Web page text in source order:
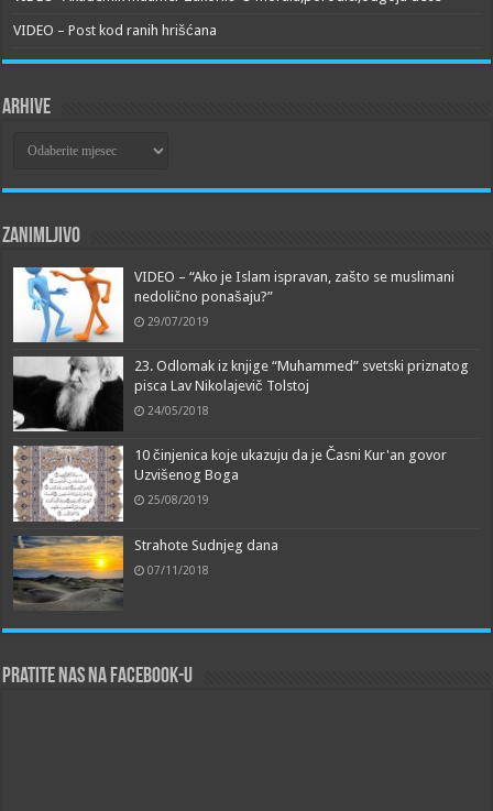
VIDEO – Post kod ranih hrišćana
Arhive
Zanimljivo
VIDEO – “Ako je Islam ispravan, zašto se muslimani
nedolično ponašaju?”
29/07/2019
23. Odlomak iz knjige “Muhammed” svetski priznatog
pisca Lav Nikolajevič Tolstoj
24/05/2018
10 činjenica koje ukazuju da je Časni Kur'an govor
Uzvišenog Boga
25/08/2019
Strahote Sudnjeg dana
07/11/2018
Pratite nas na Facebook-u